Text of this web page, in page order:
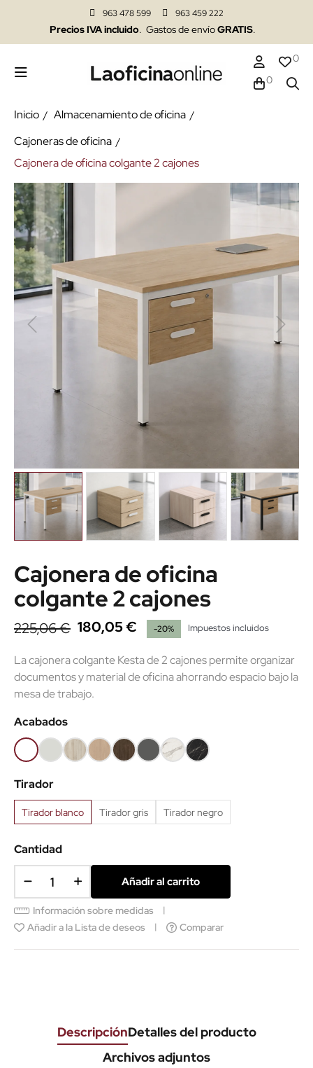
963 478 599 963 459 222
Precios IVA incluido. Gastos de envíoGRATIS.
0
0
Inicio
Almacenamiento de oficina
Cajoneras de oficina
Cajonera de oficina colgante 2 cajones
Cajonera de oficina
colgante 2 cajones
225,06 € 180,05 € -20% Impuestos incluidos
La cajonera colgante Kesta de 2 cajones permite organizar
documentos y material de oficina ahorrando espacio bajo la
mesa de trabajo.
Acabados
Blanco
68
Gris
61
Haya
52
Roble
60
Castaño
53
Gris
grafito
Mármol
blanco
Mármol
negro
Tirador
Tirador blanco Tirador gris Tirador negro
Cantidad
Añadir al carrito
Información sobre medidas
Añadir a la Lista de deseos
Comparar
DescripciónDetalles del producto
Archivos adjuntos